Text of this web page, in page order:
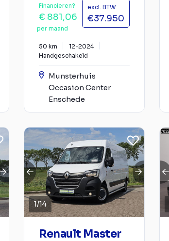
Financieren?
€ 881,06
per maand
excl. BTW
€37.950
50 km
12-2024
Handgeschakeld
Munsterhuis
Occasion Center
Enschede
1/14
Renault Master